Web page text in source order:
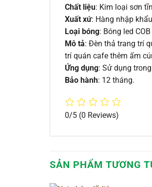
Chất liệu: Kim loại sơn
Xuất xứ: Hàng nhập
Loại bóng: Bóng led
Mô tả: Đèn thả trang trí
trí quán cafe thêm ấm
Ứng dụng: Sử dụng
Bảo hành: 12 tháng.
0/5 (0 Reviews)
SẢN PHẨM TƯƠNG